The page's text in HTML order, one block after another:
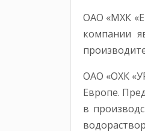
ОАО «МХК
компании
ОАО «ОХК
Европе.
в